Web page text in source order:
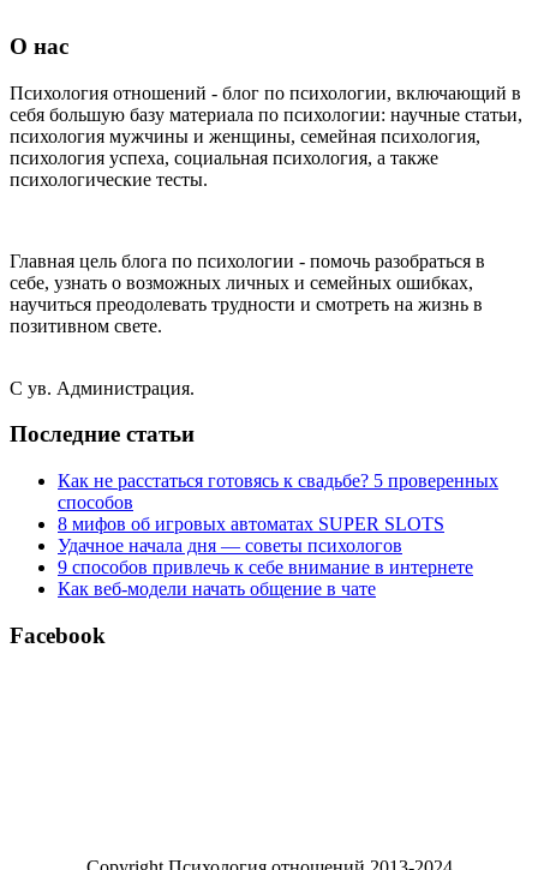
О нас
Психология отношений - блог по психологии, включающий в
себя большую базу материала по психологии: научные статьи,
психология мужчины и женщины, семейная психология,
психология успеха, социальная психология, а также
психологические тесты.
Главная цель блога по психологии - помочь разобраться в
себе, узнать о возможных личных и семейных ошибках,
научиться преодолевать трудности и смотреть на жизнь в
позитивном свете.
С ув. Администрация.
Последние статьи
Как не расстаться готовясь к свадьбе? 5 проверенных
способов
8 мифов об игровых автоматах SUPER SLOTS
Удачное начала дня — советы психологов
9 способов привлечь к себе внимание в интернете
Как веб-модели начать общение в чате
Facebook